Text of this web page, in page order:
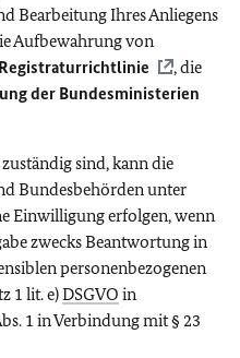
Bearbeitung Ihres Anliegens
Aufbewahrung von
Registraturrichtlinie
, die
der Bundesministerien
sind, kann die
Bundesbehörden unter
Einwilligung erfolgen, wenn
zwecks Beantwortung in
personenbezogenen
1 lit. e)DSGVO in
1 in Verbindung mit § 23